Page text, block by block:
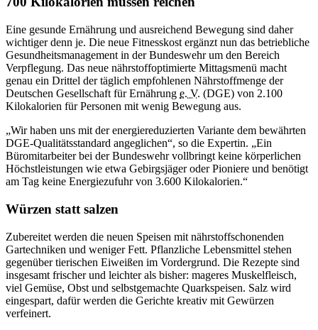
Eine gesunde Ernährung und ausreichend Bewegung sind daher
wichtiger denn je. Die neue Fitnesskost ergänzt nun das betriebliche
Gesundheitsmanagement in der Bundeswehr um den Bereich
Verpflegung. Das neue nährstoffoptimierte Mittagsmenü macht
genau ein Drittel der täglich empfohlenen Nährstoffmenge der
Deutschen Gesellschaft für Ernährung e. V. (DGE) von 2.100
Kilokalorien für Personen mit wenig Bewegung aus.
„Wir haben uns mit der energiereduzierten Variante dem bewährten
DGE-Qualitätsstandard angeglichen“, so die Expertin. „Ein
Büromitarbeiter bei der Bundeswehr vollbringt keine körperlichen
Höchstleistungen wie etwa Gebirgsjäger oder Pioniere und benötigt
am Tag keine Energiezufuhr von 3.600 Kilokalorien.“
Würzen statt salzen
Zubereitet werden die neuen Speisen mit nährstoffschonenden
Gartechniken und weniger Fett. Pflanzliche Lebensmittel stehen
gegenüber tierischen Eiweißen im Vordergrund. Die Rezepte sind
insgesamt frischer und leichter als bisher: mageres Muskelfleisch,
viel Gemüse, Obst und selbstgemachte Quarkspeisen. Salz wird
eingespart, dafür werden die Gerichte kreativ mit Gewürzen
verfeinert.